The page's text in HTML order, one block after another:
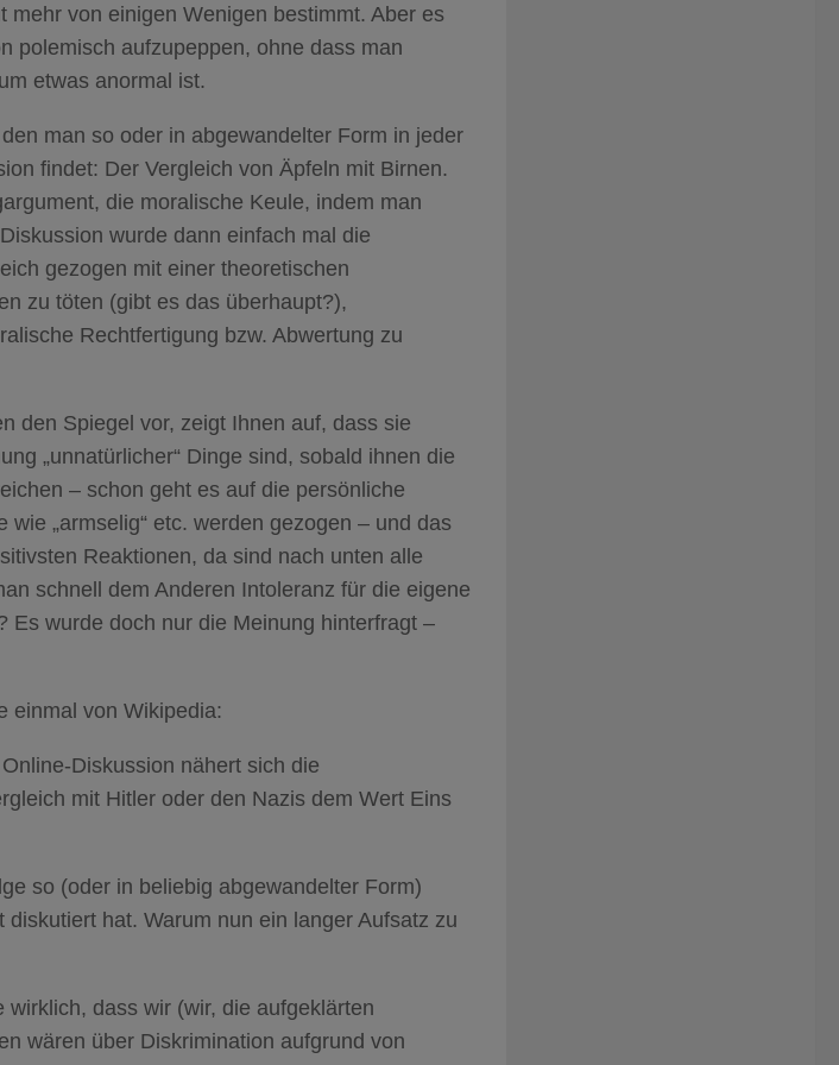
mehr von einigen Wenigen bestimmt. Aber es
polemisch aufzupeppen, ohne dass man
etwas anormal ist.
man so oder in abgewandelter Form in jeder
findet: Der Vergleich von Äpfeln mit Birnen.
die moralische Keule, indem man
wurde dann einfach mal die
gezogen mit einer theoretischen
zu töten (gibt es das überhaupt?),
Rechtfertigung bzw. Abwertung zu
den Spiegel vor, zeigt Ihnen auf, dass sie
„unnatürlicher“ Dinge sind, sobald ihnen die
– schon geht es auf die persönliche
„armselig“ etc. werden gezogen – und das
Reaktionen, da sind nach unten alle
schnell dem Anderen Intoleranz für die eigene
Es wurde doch nur die Meinung hinterfragt –
einmal von Wikipedia:
Diskussion nähert sich die
mit Hitler oder den Nazis dem Wert Eins
so (oder in beliebig abgewandelter Form)
hat. Warum nun ein langer Aufsatz zu
dass wir (wir, die aufgeklärten
wären über Diskrimination aufgrund von